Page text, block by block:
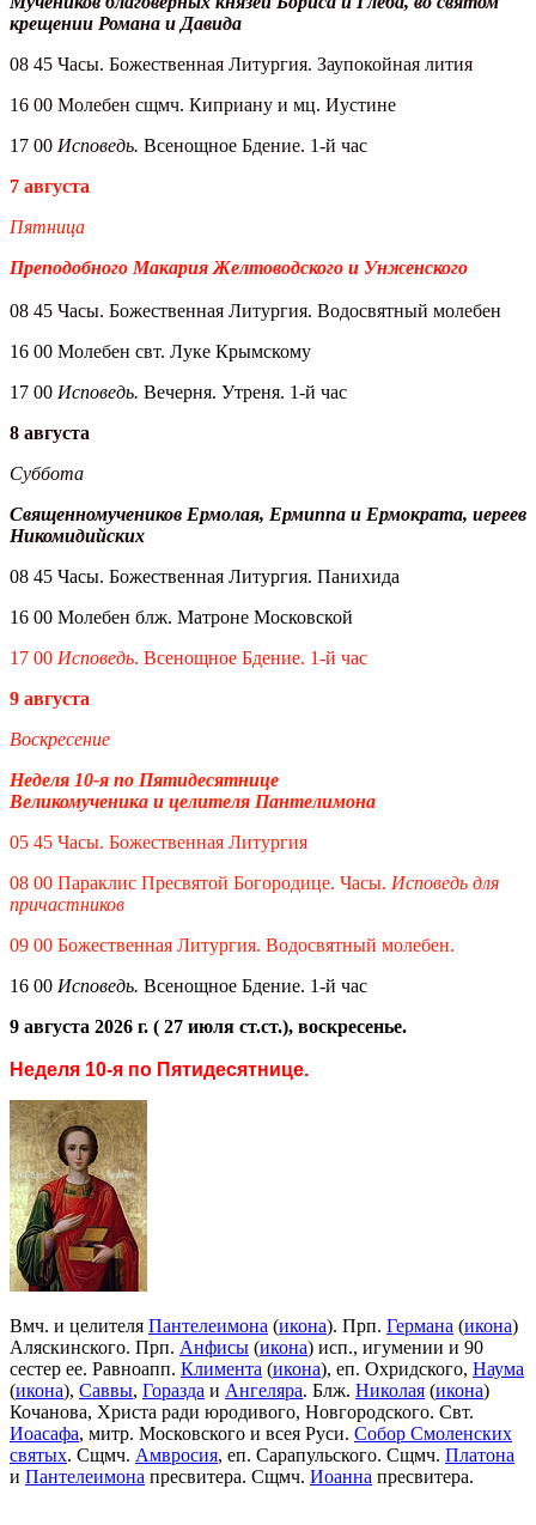
крещении Романа и Давида
08 45 Часы. Божественная Литургия. Заупокойная лития
16 00 Молебен сщмч. Киприану и мц. Иустине
17 00 Исповедь. Всенощное Бдение. 1-й час
7 августа
Пятница
Преподобного Макария Желтоводского и Унженского
08 45 Часы. Божественная Литургия. Водосвятный молебен
16 00 Молебен свт. Луке Крымскому
17 00 Исповедь. Вечерня. Утреня. 1-й час
8 августа
Суббота
Священномучеников Ермолая, Ермиппа и Ермократа, иереев
Никомидийских
08 45 Часы. Божественная Литургия. Панихида
16 00 Молебен блж. Матроне Московской
17 00 Исповедь. Всенощное Бдение. 1-й час
9 августа
Воскресение
Неделя 10-я по Пятидесятнице
Великомученика и целителя Пантелимона
05 45 Часы. Божественная Литургия
08 00 Параклис Пресвятой Богородице. Часы. Исповедь для
причастников
09 00 Божественная Литургия. Водосвятный молебен.
16 00 Исповедь. Всенощное Бдение. 1-й час
9 августа 2026 г. ( 27 июля ст.ст.), воскресенье.
Неделя 10-я по Пятидесятнице.
Вмч. и целителя Пантелеимона (икона). Прп. Германа (икона)
Аляскинского. Прп. Анфисы (икона) исп., игумении и 90
сестер ее. Равноапп. Климента (икона), еп. Охридского, Наума
(икона), Саввы, Горазда и Ангеляра. Блж. Николая (икона)
Кочанова, Христа ради юродивого, Новгородского. Свт.
Иоасафа, митр. Московского и всея Руси. Собор Смоленских
святых. Сщмч. Амвросия, еп. Сарапульского. Сщмч. Платона
и Пантелеимона пресвитера. Сщмч. Иоанна пресвитера.